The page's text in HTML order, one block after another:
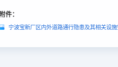
附件：
宁波宝新厂区内外道路通行隐患及其相关设